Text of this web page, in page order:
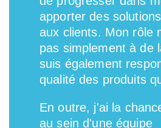
apporter des
aux clients. Mon rôle
pas simplement à de
suis également
qualité des produits
En outre, j'ai la
au sein d'une équipe